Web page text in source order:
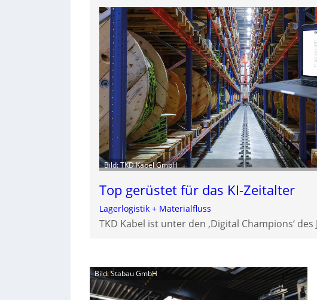
Bild: TKD Kabel GmbH
Top gerüstet für das KI-Zeitalter
Lagerlogistik + Materialfluss
TKD Kabel ist unter den ‚Digital Champions‘ des
Bild: Stabau GmbH